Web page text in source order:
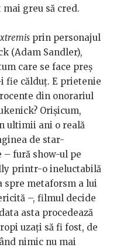
greu să cred.
prin personajul
(Adam Sandler),
care se face preș
fie călduț. E prietenie
din onorariul
Orișicum,
ultimii ani o reală
de star-
fură show-ul pe
printr-o ineluctabilă
spre metaforsm a lui
–, filmul decide
asta procedează
uzați să fi fost, de
nimic nu mai